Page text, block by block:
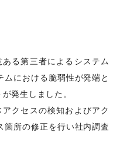
る第三者によるシステム
における脆弱性が発端と
発生しました。
クセスの検知およびアク
箇所の修正を行い社内調査